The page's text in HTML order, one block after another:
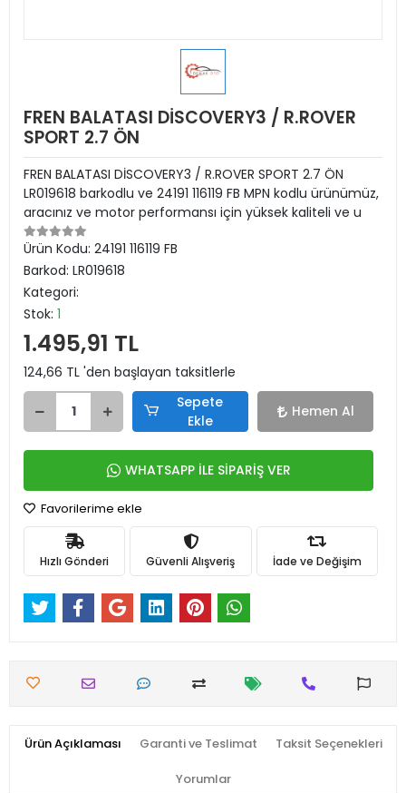
FREN BALATASI DİSCOVERY3 / R.ROVER
SPORT 2.7 ÖN
FREN BALATASI DİSCOVERY3 / R.ROVER SPORT 2.7 ÖN
LR019618 barkodlu ve 24191 116119 FB MPN kodlu ürünümüz,
aracınız ve motor performansı için yüksek kaliteli ve u
Ürün Kodu: 24191 116119 FB
Barkod: LR019618
Kategori:
Stok: 1
1.495,91 TL
124,66 TL 'den başlayan taksitlerle
Sepete
Ekle
Hemen Al
WHATSAPP İLE SİPARİŞ VER
Favorilerime ekle
Hızlı Gönderi Güvenli Alışveriş İade ve Değişim
Ürün Açıklaması Garanti ve Teslimat Taksit Seçenekleri
Yorumlar